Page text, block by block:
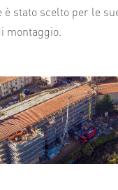
stato scelto per le
montaggio.